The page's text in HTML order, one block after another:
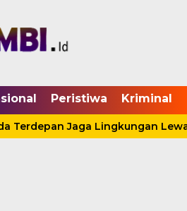
Peristiwa Kriminal
Terdepan Jaga Lingkungan